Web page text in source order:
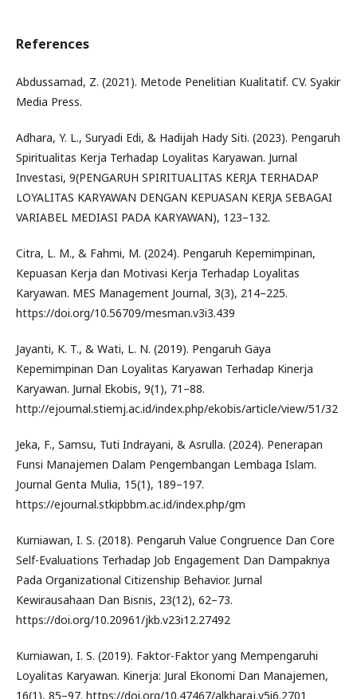
References
Abdussamad, Z. (2021). Metode Penelitian Kualitatif. CV. Syakir
Media Press.
Adhara, Y. L., Suryadi Edi, & Hadijah Hady Siti. (2023). Pengaruh
Spiritualitas Kerja Terhadap Loyalitas Karyawan. Jurnal
Investasi, 9(PENGARUH SPIRITUALITAS KERJA TERHADAP
LOYALITAS KARYAWAN DENGAN KEPUASAN KERJA SEBAGAI
VARIABEL MEDIASI PADA KARYAWAN), 123–132.
Citra, L. M., & Fahmi, M. (2024). Pengaruh Kepemimpinan,
Kepuasan Kerja dan Motivasi Kerja Terhadap Loyalitas
Karyawan. MES Management Journal, 3(3), 214–225.
https://doi.org/10.56709/mesman.v3i3.439
Jayanti, K. T., & Wati, L. N. (2019). Pengaruh Gaya
Kepemimpinan Dan Loyalitas Karyawan Terhadap Kinerja
Karyawan. Jurnal Ekobis, 9(1), 71–88.
http://ejournal.stiemj.ac.id/index.php/ekobis/article/view/51/32
Jeka, F., Samsu, Tuti Indrayani, & Asrulla. (2024). Penerapan
Funsi Manajemen Dalam Pengembangan Lembaga Islam.
Journal Genta Mulia, 15(1), 189–197.
https://ejournal.stkipbbm.ac.id/index.php/gm
Kurniawan, I. S. (2018). Pengaruh Value Congruence Dan Core
Self-Evaluations Terhadap Job Engagement Dan Dampaknya
Pada Organizational Citizenship Behavior. Jurnal
Kewirausahaan Dan Bisnis, 23(12), 62–73.
https://doi.org/10.20961/jkb.v23i12.27492
Kurniawan, I. S. (2019). Faktor-Faktor yang Mempengaruhi
Loyalitas Karyawan. Kinerja: Jural Ekonomi Dan Manajemen,
16(1), 85–97. https://doi.org/10.47467/alkharaj.v5i6.2701